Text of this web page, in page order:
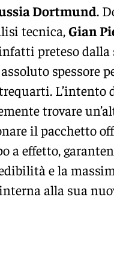
Dortmund.
tecnica, Gian
preteso dalla
spessore
L’intento
trovare
il pacchetto
a effetto,
e la
alla sua